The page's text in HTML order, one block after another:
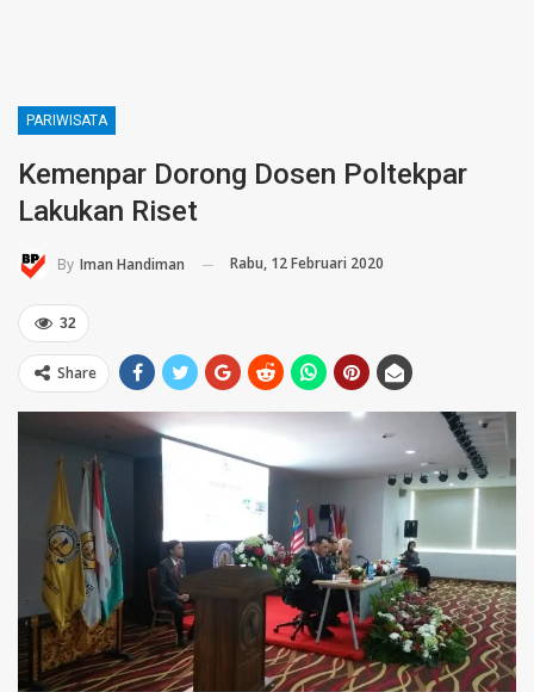
PARIWISATA
Kemenpar Dorong Dosen Poltekpar
Lakukan Riset
By Iman Handiman Rabu, 12 Februari 2020
32
Share